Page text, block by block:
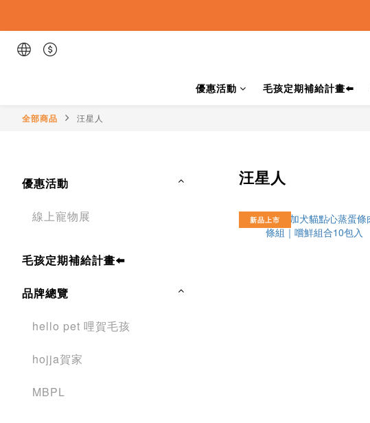
優惠活動 毛孩定期補給計畫⬅️
全部商品 汪星人
優惠活動
線上寵物展
毛孩定期補給計畫⬅️
品牌總覽
hello pet 哩賀毛孩
hojja賀家
MBPL
汪星人
新品上市